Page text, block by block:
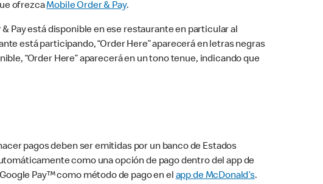
ofrezcaMobile Order & Pay.
Pay está disponible en ese restaurante en particular al
está participando, “Order Here” aparecerá en letras negras
“Order Here” aparecerá en un tono tenue, indicando que
pagos deben ser emitidas por un banco de Estados
como una opción de pago dentro del app de
Pay™ como método de pago en elapp de McDonald’s.